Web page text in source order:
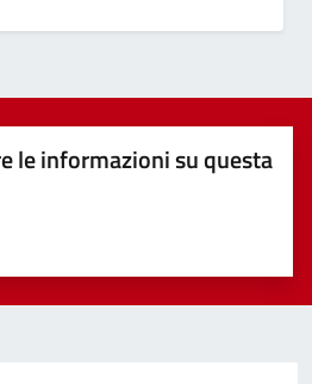
le informazioni su questa
stelle su 5
su 5
5